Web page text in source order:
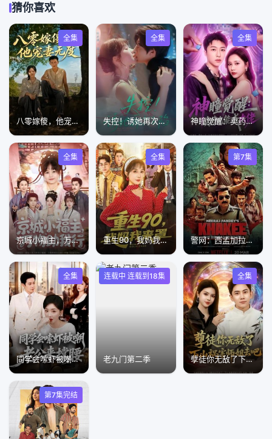
猜你喜欢
全集
八零嫁傻，他宠妻无度
全集
失控！诱她再次沦陷
全集
神瞳觉醒：卖药也能成大佬
全集
京城小福主，万物助我行
全集
重生90，我妈我来罩
第7集
警网：西孟加拉邦篇
全集
同学会嗦虾被嘲老公来撑腰
连载中 连载到18集
老九门第二季
全集
孽徒你无敌了下山祸害师姐去吧
第7集完结